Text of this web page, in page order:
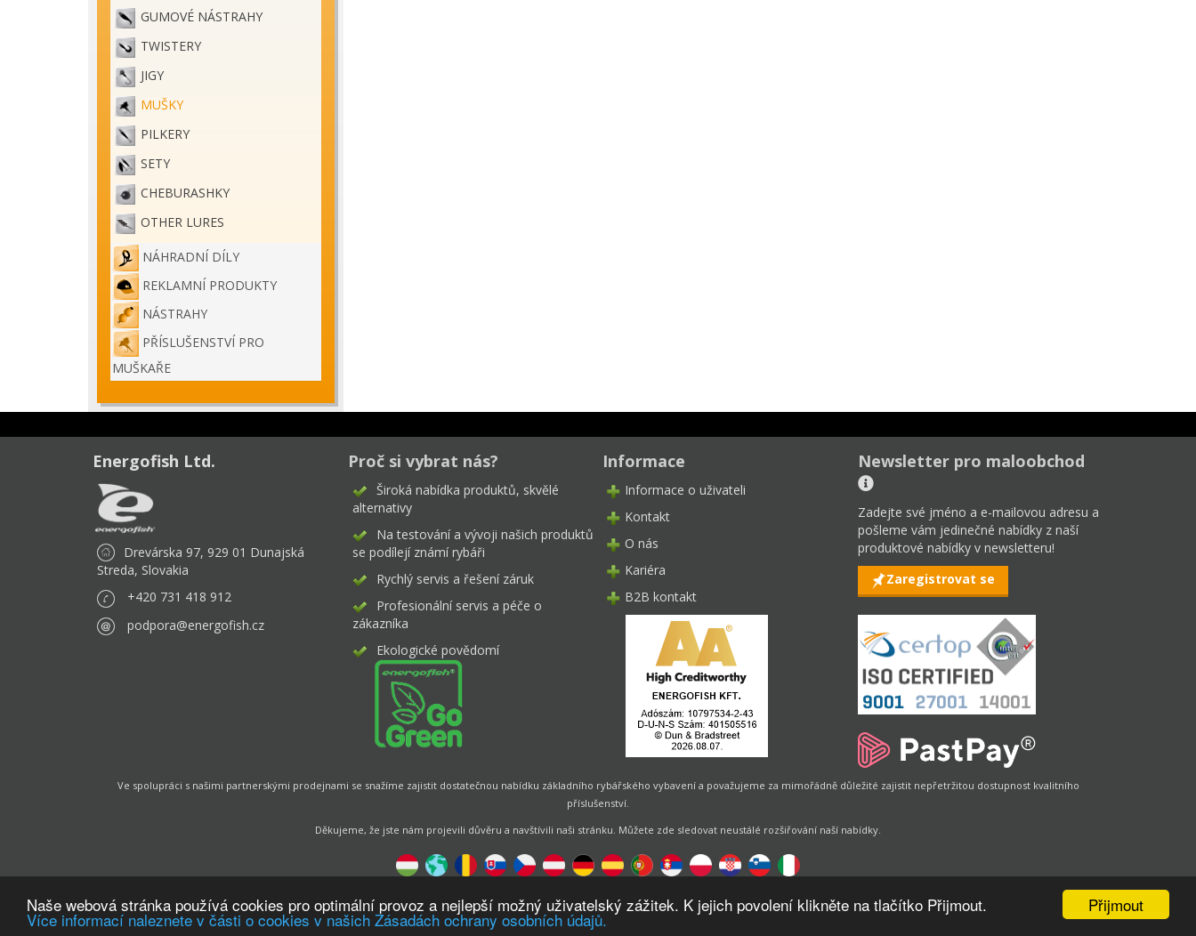
Přijmout
Naše webová stránka používá cookies pro optimální provoz a nejlepší možný uživatelský zážitek. K jejich povolení klikněte na tlačítko Přijmout.
Více informací naleznete v části o cookies v našich Zásadách ochrany osobních údajů.
GUMOVÉ NÁSTRAHY
TWISTERY
JIGY
MUŠKY
PILKERY
SETY
CHEBURASHKY
OTHER LURES
NÁHRADNÍ DÍLY
REKLAMNÍ PRODUKTY
NÁSTRAHY
PŘÍSLUŠENSTVÍ PRO
MUŠKAŘE
Energofish Ltd.
Drevárska 97, 929 01 Dunajská
Streda, Slovakia
+420 731 418 912
podpora@energofish.cz
Proč si vybrat nás?
Široká nabídka produktů, skvělé
alternativy
Na testování a vývoji našich produktů
se podílejí známí rybáři
Rychlý servis a řešení záruk
Profesionální servis a péče o
zákazníka
Ekologické povědomí
Informace
Informace o uživateli
Kontakt
O nás
Kariéra
B2B kontakt
Newsletter pro maloobchod
Zadejte své jméno a e-mailovou adresu a
pošleme vám jedinečné nabídky z naší
produktové nabídky v newsletteru!
Zaregistrovat se
Ve spolupráci s našimi partnerskými prodejnami se snažíme zajistit dostatečnou nabídku základního rybářského vybavení a považujeme za mimořádně důležité zajistit nepřetržitou dostupnost kvalitního
příslušenství.
Děkujeme, že jste nám projevili důvěru a navštívili naši stránku. Můžete zde sledovat neustálé rozšiřování naší nabídky.
Engine stránky:CWBbyGloobus Software Developement